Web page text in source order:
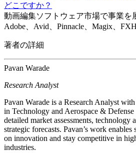
どこですか？
動画編集ソフトウェア市場で事業を
Adobe、Avid、Pinnacle、Magix、
著者の詳細
Pavan Warade
Research Analyst
Pavan Warade is a Research Analyst
in Technology and Aerospace &
detailed market assessments, technology
strategic forecasts. Pavan’s work
on innovation and stay competitive in
industries.